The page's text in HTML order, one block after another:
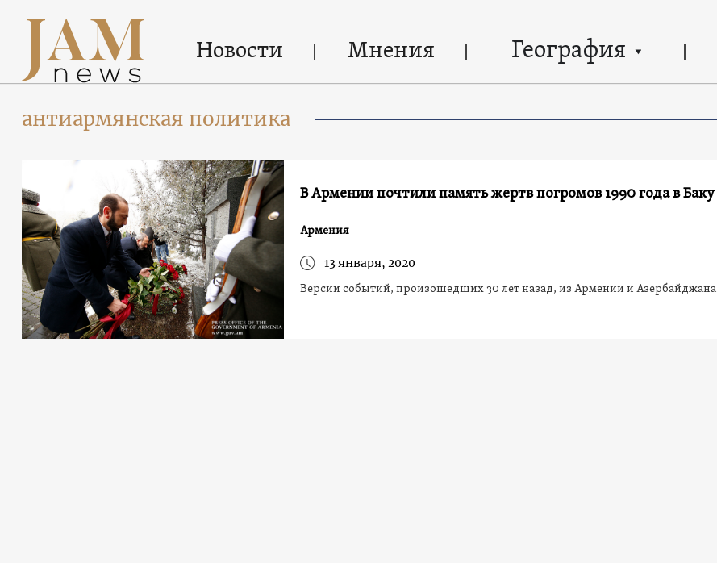
Новости Мнения География
антиармянская политика
В Армении почтили память жертв погромов 1990 года в Баку
Армения
13 января, 2020
Версии событий, произошедших 30 лет назад, из Армении и Азербайджана